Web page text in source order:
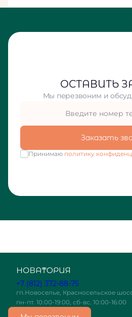
ОСТАВИТЬ
Мы перезвоним и
Заказать
Принимаю политику
+7 (812) 372-88-75
гп.Новоселье, Красносельское
пн-пт. 10:00-19:00, сб-вс. 10:00-16:00